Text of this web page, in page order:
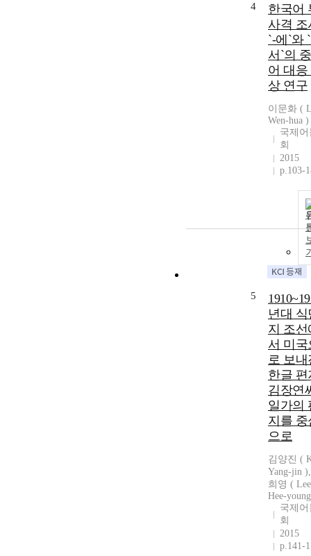
4
한국어
사격 조
`-에`와
서`의
어 대응
상 연구
이문화 (
Wen-hua )
국제
회
2015
p.103-
5
년대 식
지 조선
서 미국
로 보내
한글 편
김장연
일가의
지를 중
으로
김양진 (
Yang-jin
희영 ( Lee
Hee-
국제
회
2015
p.141-